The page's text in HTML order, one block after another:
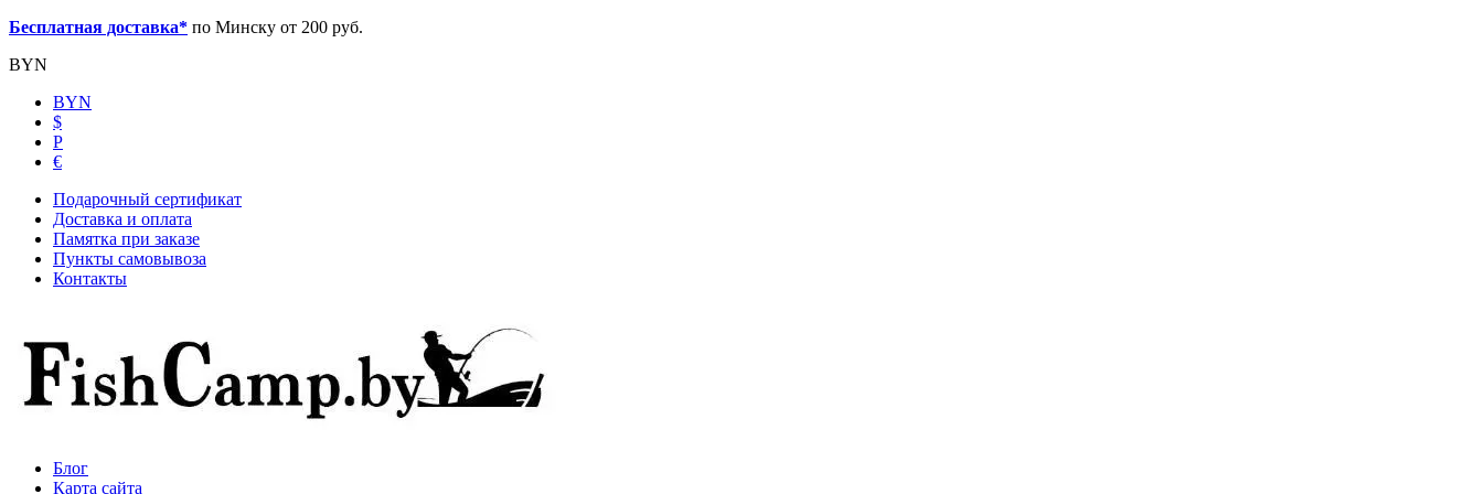
Бесплатная доставка* по Минску от 200 руб.
BYN
BYN
$
Р
€
Подарочный сертификат
Доставка и оплата
Памятка при заказе
Пункты самовывоза
Контакты
Блог
Карта сайта